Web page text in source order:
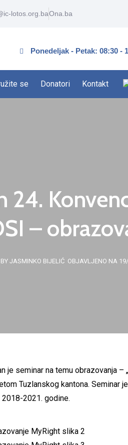
lotos.org.baOna.ba
Ponedeljak - Petak: 08:30 -
se Donatori Kontakt
24.
–
BY JASMINKO BIJELIĆ OBJAVLJENO NA
je seminar na temu obrazovanja
Tuzlanskog kantona. Seminar
2021. godine.